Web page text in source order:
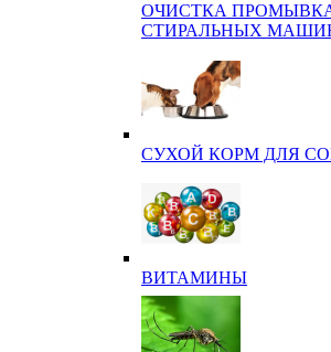
ОЧИСТКА
СТИРАЛЬНЫХ
СУХОЙ КОРМ ДЛЯ
ВИТАМИНЫ